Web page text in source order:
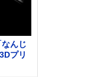
なんじ
プリ